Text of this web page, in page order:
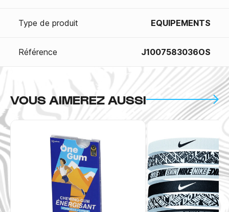
Type de produit EQUIPEMENTS
Référence J1007583036OS
VOUS AIMEREZ AUSSI